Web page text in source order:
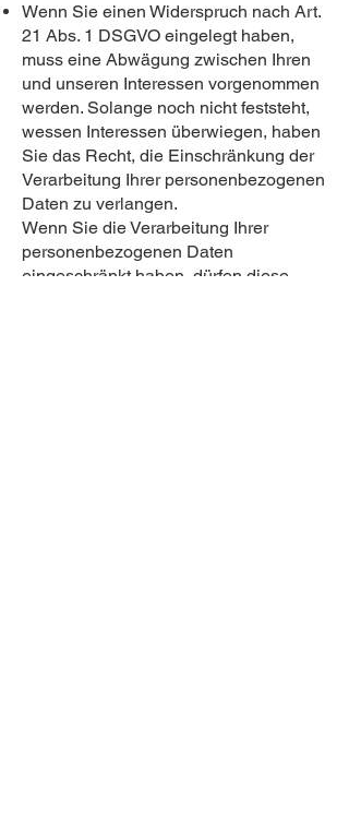
Wenn Sie einen Widerspruch nach Art.
21 Abs. 1 DSGVO eingelegt haben,
muss eine Abwägung zwischen Ihren
und unseren Interessen vorgenommen
werden. Solange noch nicht feststeht,
wessen Interessen überwiegen, haben
Sie das Recht, die Einschränkung der
Verarbeitung Ihrer personenbezogenen
Daten zu verlangen.
Wenn Sie die Verarbeitung Ihrer
personenbezogenen Daten
eingeschränkt haben, dürfen diese